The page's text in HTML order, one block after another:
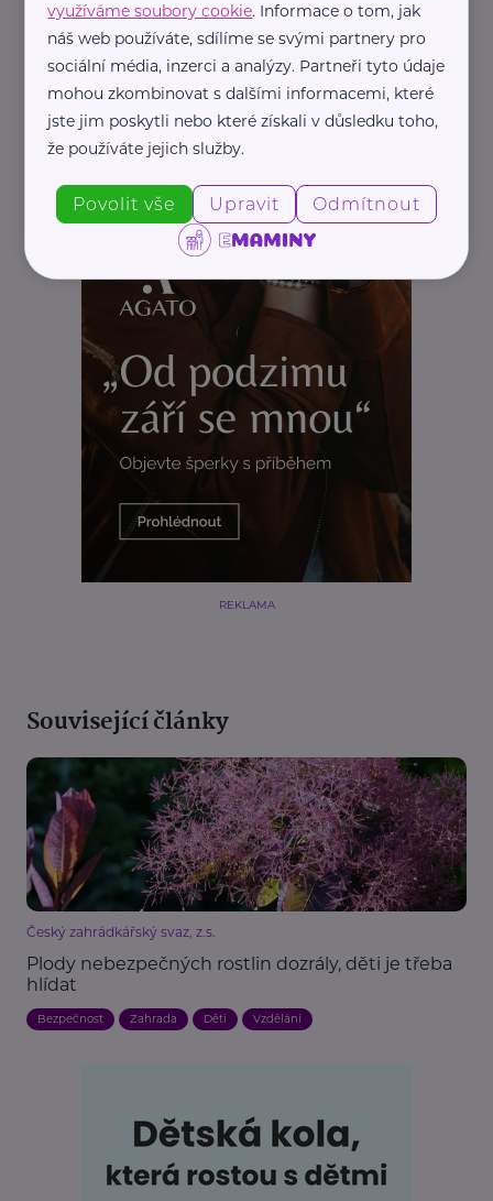
REKLAMA
Související články
Český zahrádkářský svaz, z.s.
Plody nebezpečných rostlin dozrály, děti je třeba
hlídat
Bezpečnost Zahrada Děti Vzdělání
využíváme soubory cookie. Informace o tom, jak
náš web používáte, sdílíme se svými partnery pro
sociální média, inzerci a analýzy. Partneři tyto údaje
mohou zkombinovat s dalšími informacemi, které
jste jim poskytli nebo které získali v důsledku toho,
že používáte jejich služby.
Povolit vše Upravit Odmítnout